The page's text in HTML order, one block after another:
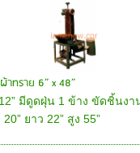
าทราย 6” x 48”
มีดูดฝุ่น 1 ข้าง ขัดชิ้นงา
ยาว 22” สูง 55”